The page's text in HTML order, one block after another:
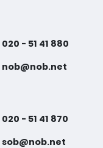
020 - 51 41 880
nob@nob.net
020 - 51 41 870
sob@nob.net